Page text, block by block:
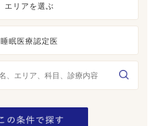
エリアを選ぶ
睡眠医療認定医